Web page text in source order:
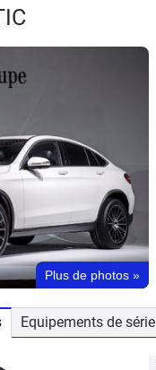
Plus de photos »
Equipements de série